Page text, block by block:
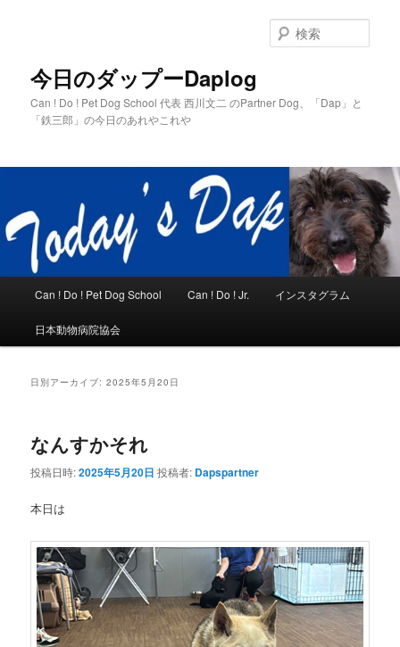
今日のダップーDaplog
Can ! Do ! Pet Dog School 代表 西川文二 のPartner Dog、「Dap」と
「鉄三郎」の今日のあれやこれや
索
メ
Can ! Do ! Pet Dog School Can ! Do ! Jr. インスタグラム
日本動物病院協会
日別アーカイブ:2025年5月20日
なんすかそれ
投稿日時:2025年5月20日 投稿者: Dapspartner
本日は